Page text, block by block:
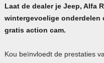
Laat de dealer je Jeep, Alfa
wintergevoelige
gratis action cam.
Kou beïnvloedt de prestaties